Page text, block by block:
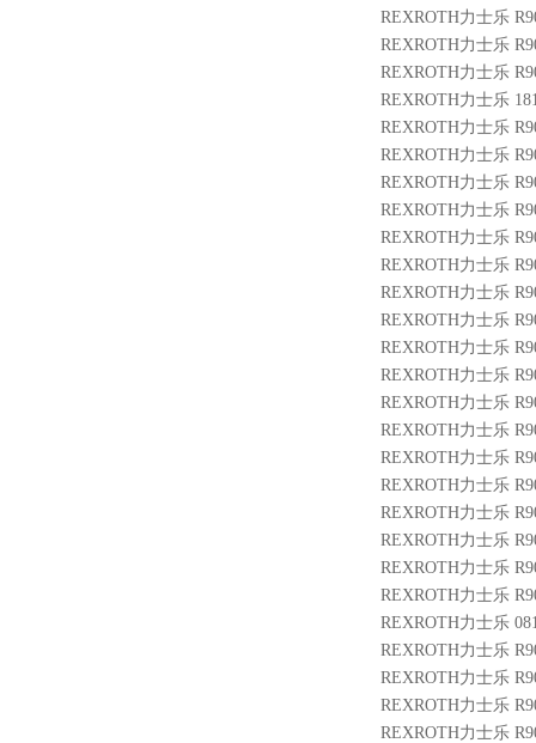
REXROTH力士乐
REXROTH力士乐
REXROTH力士乐
REXROTH力士乐
REXROTH力士乐
REXROTH力士乐
REXROTH力士乐
REXROTH力士乐
REXROTH力士乐
REXROTH力士乐
REXROTH力士乐
REXROTH力士乐
REXROTH力士乐
REXROTH力士乐
REXROTH力士乐
REXROTH力士乐
REXROTH力士乐
REXROTH力士乐
REXROTH力士乐
REXROTH力士乐
REXROTH力士乐
REXROTH力士乐
REXROTH力士乐
REXROTH力士乐
REXROTH力士乐
REXROTH力士乐
REXROTH力士乐